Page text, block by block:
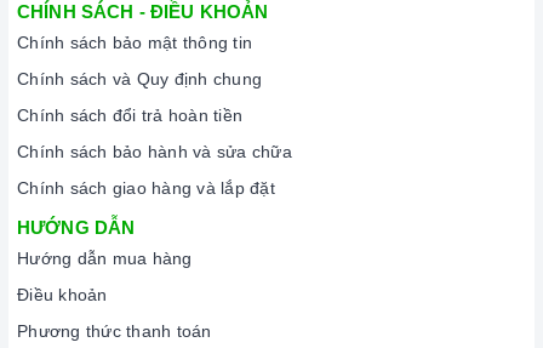
CHÍNH SÁCH - ĐIỀU KHOẢN
Chính sách bảo mật thông tin
Chính sách và Quy định chung
Chính sách đổi trả hoàn tiền
Chính sách bảo hành và sửa chữa
Chính sách giao hàng và lắp đặt
HƯỚNG DẪN
Hướng dẫn mua hàng
Điều khoản
Phương thức thanh toán